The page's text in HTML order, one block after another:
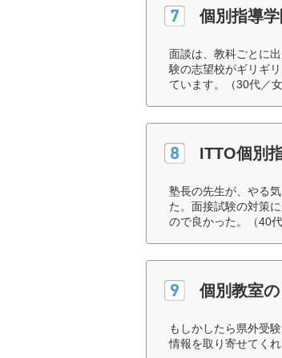
個別指導
面談は、教科ごとに
験の志望校がギリギ
ています。（30代／女
ITTO個別
塾長の先生が、やる
た。面接試験の対策
ので良かった。（40代
個別教室
もしかしたら県外受
情報を取り寄せてく